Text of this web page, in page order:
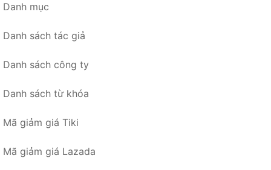
Danh mục
Danh sách tác giả
Danh sách công ty
Danh sách từ khóa
Mã giảm giá Tiki
Mã giảm giá Lazada